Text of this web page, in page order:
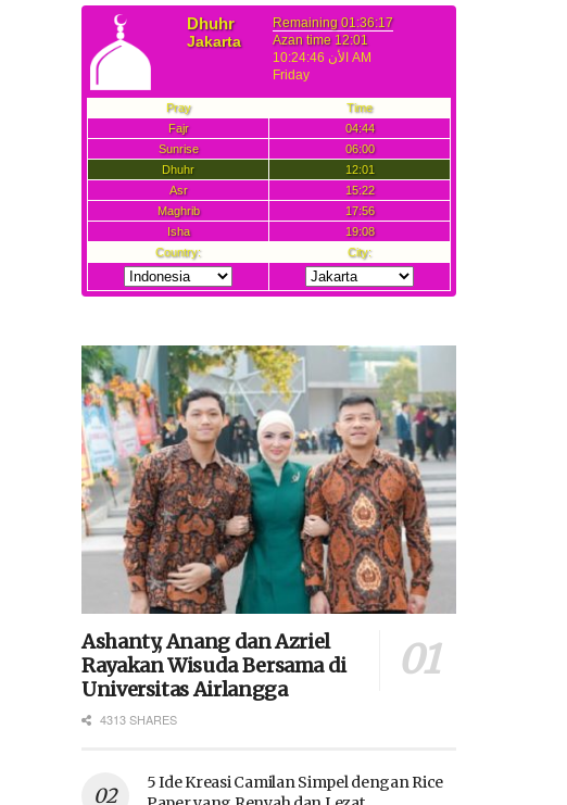
Ashanty, Anang dan Azriel
Rayakan Wisuda Bersama di
Universitas Airlangga
4313 SHARES
5 Ide Kreasi Camilan Simpel dengan Rice